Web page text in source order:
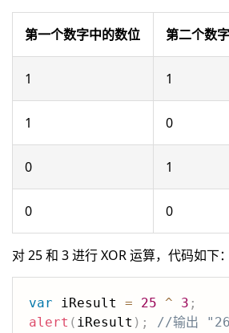
第一个数字中的数位 第二个数
1 1
1 0
0 1
0 0
对 25 和 3 进行 XOR 运算，代码如下：
var iResult = 25 ^ 3 ;
alert ( iResult ) ; //输出